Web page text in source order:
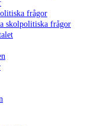
frågor
skolpolitiska frågor